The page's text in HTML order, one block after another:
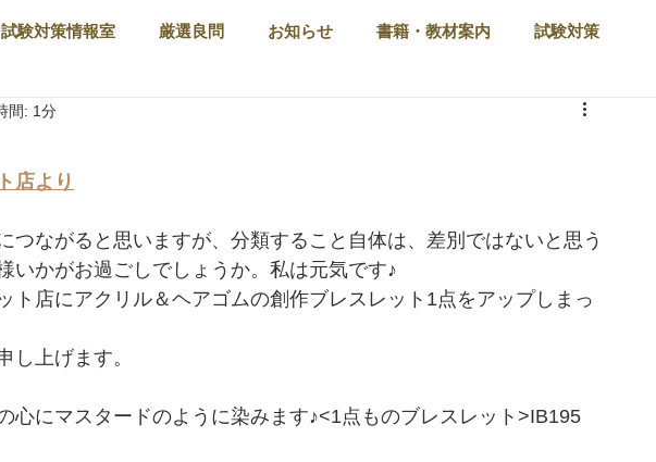
試験対策情報室 厳選良問 お知らせ 書籍・教材案内 試験対策
間: 1分
店より
つながると思いますが、分類すること自体は、差別ではないと思う
いかがお過ごしでしょうか。私は元気です♪
ト店にアクリル＆ヘアゴムの創作ブレスレット1点をアップしまっ
し上げます。
心にマスタードのように染みます♪<1点ものブレスレット>IB195